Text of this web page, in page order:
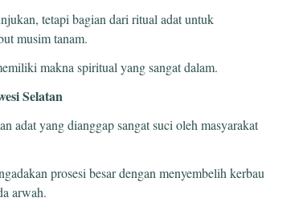
tetapi bagian dari ritual adat untuk
musim tanam.
makna spiritual yang sangat dalam.
Selatan
adat yang dianggap sangat suci oleh masyarakat
prosesi besar dengan menyembelih kerbau
arwah.